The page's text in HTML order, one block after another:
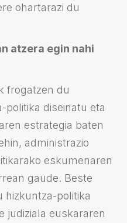
ohartarazi du
atzera egin nahi
frogatzen du
politika diseinatu eta
estrategia baten
administrazio
eskumenaren
gaude. Beste
hizkuntza-politika
judiziala euskararen